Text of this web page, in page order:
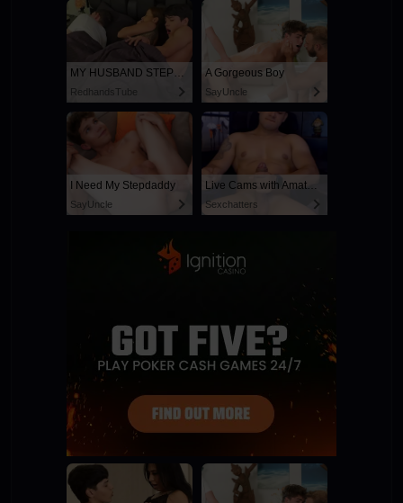
MY HUSBAND STEPSON MISTAKENLY GIVES ME IN THE ASS
RedhandsTube
A Gorgeous Boy
SayUncle
I Need My Stepdaddy
SayUncle
Live Cams with Amateur Men
Sexchatters